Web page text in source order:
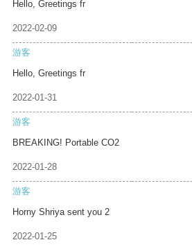
Hello, Greetings fr
2022-02-09
游客
Hello, Greetings fr
2022-01-31
游客
BREAKING! Portable CO2
2022-01-28
游客
Horny Shriya sent you 2
2022-01-25